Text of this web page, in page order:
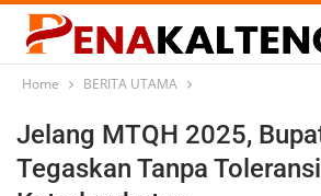
Home BERITA UTAMA
Jelang MTQH 2025,
Tegaskan Tanpa Toleransi